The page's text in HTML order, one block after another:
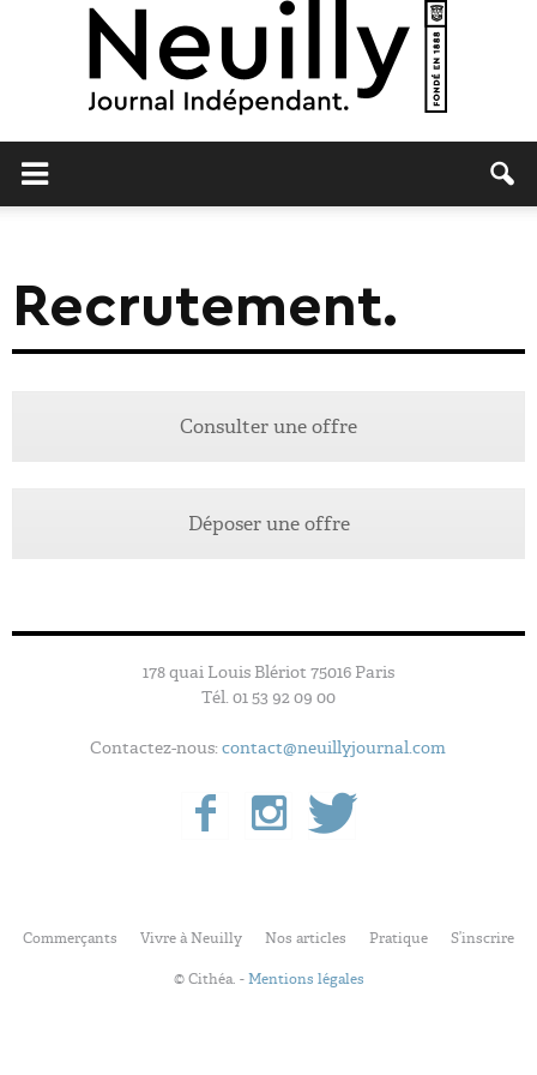
Recrutement.
Consulter une offre
Déposer une offre
178 quai Louis Blériot 75016 Paris
Tél. 01 53 92 09 00
Contactez-nous:contact@neuillyjournal.com
Commerçants Vivre à Neuilly Nos articles Pratique S’inscrire
© Cithéa. -Mentions légales